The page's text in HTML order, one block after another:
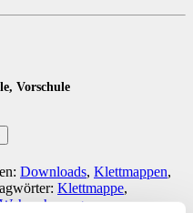
Vorschule
Downloads, Klettmappen,
Klettmappe,
Wahrnehmung